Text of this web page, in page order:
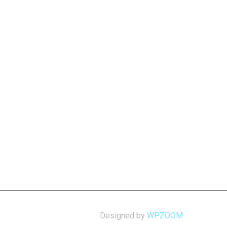
Designed by WPZOOM